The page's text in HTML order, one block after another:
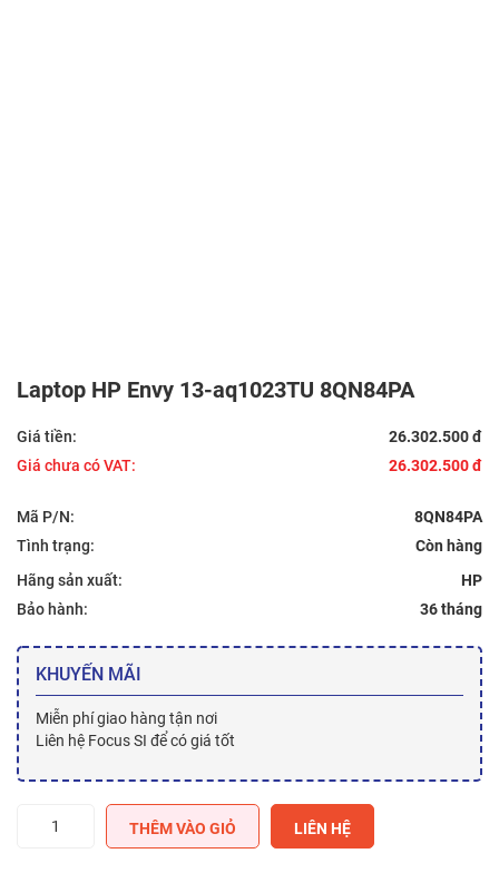
Laptop HP Envy 13-aq1023TU 8QN84PA
Giá tiền:
26.302.500 đ
Giá chưa có VAT:
26.302.500 đ
Mã P/N:
8QN84PA
Tình trạng:
Hãng sản xuất:
HP
Bảo hành:
36 tháng
KHUYẾN MÃI
Miễn phí giao hàng tận nơi
Liên hệ Focus SI để có giá tốt
THÊM VÀO GIỎ LIÊN HỆ